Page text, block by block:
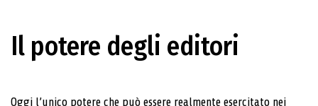
Il potere degli editori
Oggi l’unico potere che può essere realmente esercitato nei